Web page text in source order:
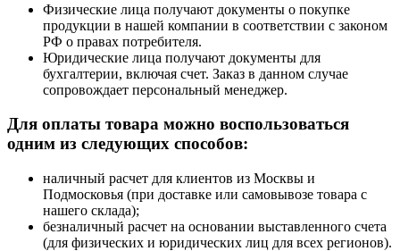
Физические лица получают документы о покупке
продукции в нашей компании в соответствии с законом
РФ о правах потребителя.
Юридические лица получают документы для
бухгалтерии, включая счет. Заказ в данном случае
сопровождает персональный менеджер.
Для оплаты товара можно воспользоваться
одним из следующих способов:
наличный расчет для клиентов из Москвы и
Подмосковья (при доставке или самовывозе товара с
нашего склада);
безналичный расчет на основании выставленного счета
(для физических и юридических лиц для всех регионов).